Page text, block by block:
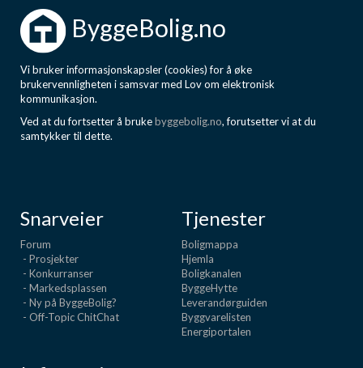
ByggeBolig.no
Vi bruker informasjonskapsler (cookies) for å øke
brukervennligheten i samsvar med Lov om elektronisk
kommunikasjon.
Ved at du fortsetter å brukebyggebolig.no, forutsetter vi at du
samtykker til dette.
Snarveier
Forum
- Prosjekter
- Konkurranser
- Markedsplassen
- Ny på ByggeBolig?
- Off-Topic ChitChat
Tjenester
Boligmappa
Hjemla
Boligkanalen
ByggeHytte
Leverandørguiden
Byggvarelisten
Energiportalen